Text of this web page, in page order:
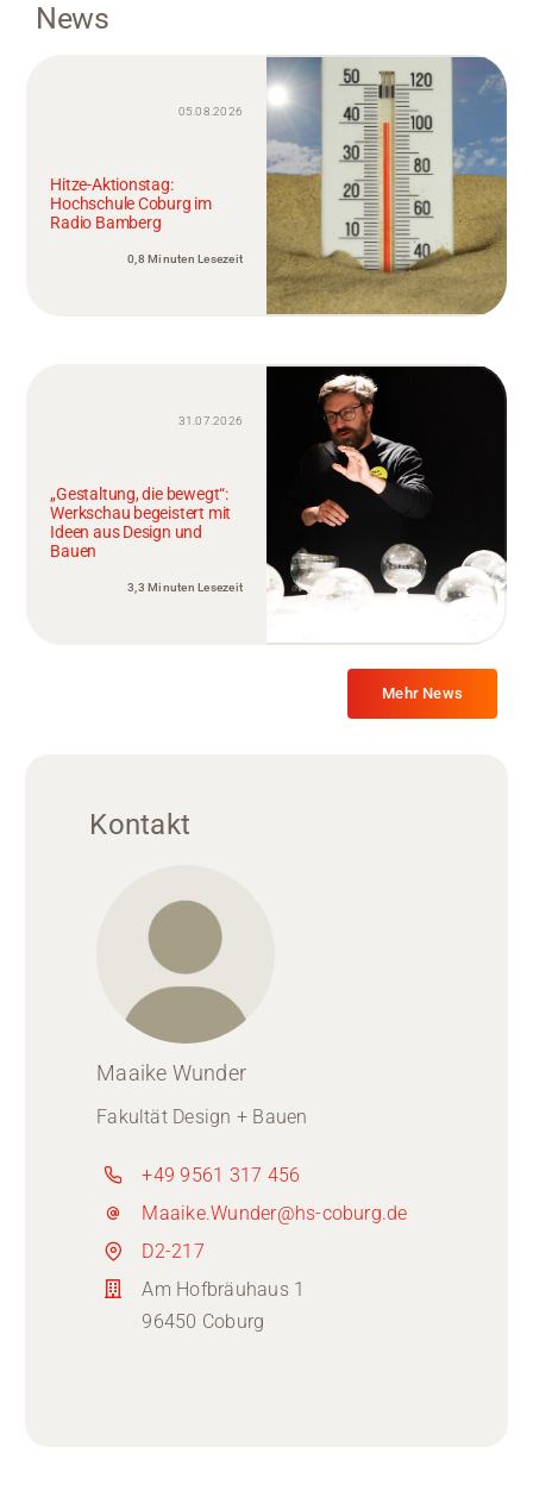
News
05.08.2026
Hitze-Aktionstag:
Hochschule Coburg im
Radio Bamberg
0,8 Minuten Lesezeit
31.07.2026
„Gestaltung, die bewegt“:
Werkschau begeistert mit
Ideen aus Design und
Bauen
3,3 Minuten Lesezeit
Mehr News
Kontakt
Maaike Wunder
Fakultät Design + Bauen
+49 9561 317 456
Maaike.Wunder@hs-coburg.de
D2-217
Am Hofbräuhaus 1
96450 Coburg